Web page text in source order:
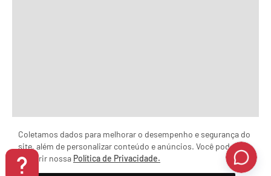
Coletamos dados para melhorar o desempenho e segurança do
site, além de personalizar conteúdo e anúncios. Você pode
conferir nossa Política de Privacidade.